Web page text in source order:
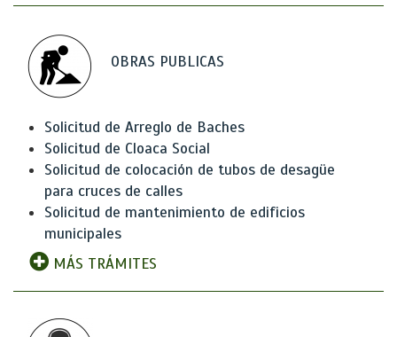
OBRAS PUBLICAS
Solicitud de Arreglo de Baches
Solicitud de Cloaca Social
Solicitud de colocación de tubos de desagüe
para cruces de calles
Solicitud de mantenimiento de edificios
municipales
MÁS TRÁMITES